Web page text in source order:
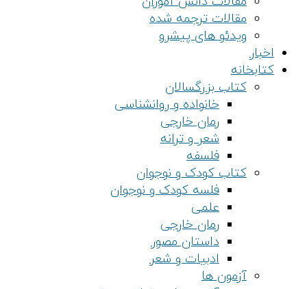
مقالات ترجمه شده
ویدئو های پیشرو
اخبار
کتابخانه
کتاب بزرگسالان
خانواده و روانشناسی
رمان خارجی
شعر و ترانه
فلسفه
کتاب کودک و نوجوان
فلسه کودک و نوجوان
علمی
رمان خارجی
داستان مصور
ادبیات و شعر
آزمون ها